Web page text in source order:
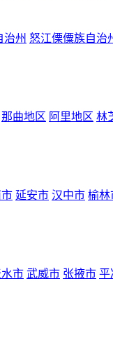
治州 怒江傈僳族自治
那曲地区 阿里地区 林
延安市 汉中市 榆林
市 武威市 张掖市 平